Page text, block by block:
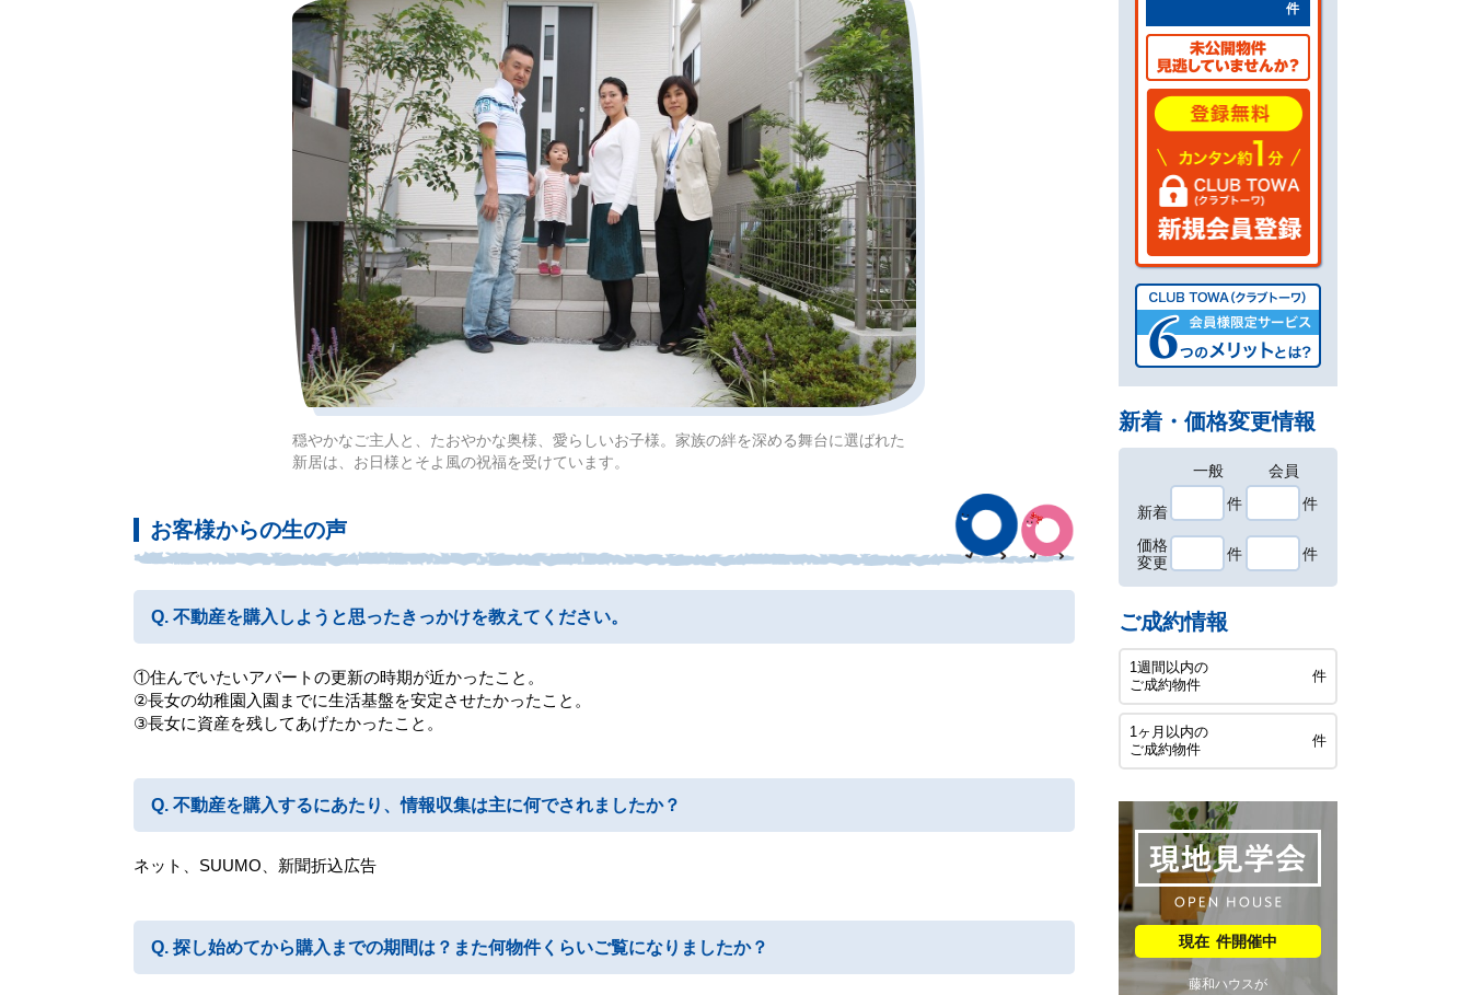
穏やかなご主人と、たおやかな奥様、愛らしいお子様。家族の絆を深める舞台に選ばれた
新居は、お日様とそよ風の祝福を受けています。
お客様からの生の声
不動産を購入しようと思ったきっかけを教えてください。
①住んでいたいアパートの更新の時期が近かったこと。
②長女の幼稚園入園までに生活基盤を安定させたかったこと。
③長女に資産を残してあげたかったこと。
不動産を購入するにあたり、情報収集は主に何でされましたか？
ネット、SUUMO、新聞折込広告
探し始めてから購入までの期間は？また何物件くらいご覧になりましたか？
件
新着・価格変更情報
一般 会員
新着
件 件
価格
変更
件 件
ご成約情報
1週間以内の
ご成約物件
件
1ヶ月以内の
ご成約物件
件
件開催中
藤和ハウスが